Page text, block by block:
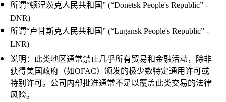
所谓“顿涅茨克人民共和国” (“Donetsk People's Republic” -
DNR)
所谓“卢甘斯克人民共和国” (“Lugansk People's Republic” -
LNR)
说明：此类地区通常禁止几乎所有贸易和金融活动，除非
获得美国政府（如OFAC）颁发的极少数特定通用许可或
特别许可。公司内部批准通常不足以覆盖此类交易的法律
风险。